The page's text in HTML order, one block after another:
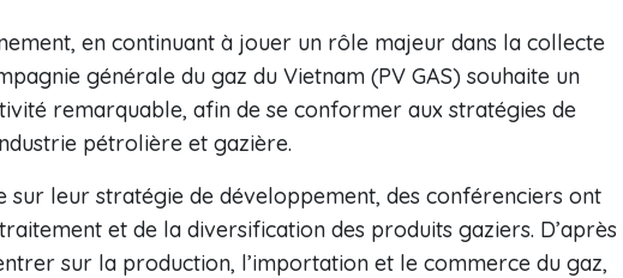
en continuant à jouer un rôle majeur dans la collecte
générale du gaz du Vietnam (PV GAS) souhaite un
remarquable, afin de se conformer aux stratégies de
pétrolière et gazière.
sur leur stratégie de développement, des conférenciers ont
et de la diversification des produits gaziers. D’après
sur la production, l’importation et le commerce du gaz,